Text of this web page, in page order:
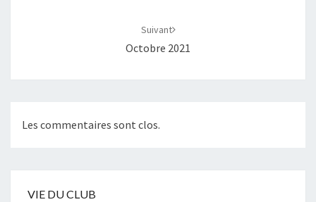
Suivant
Octobre 2021
Les commentaires sont clos.
VIE DU CLUB